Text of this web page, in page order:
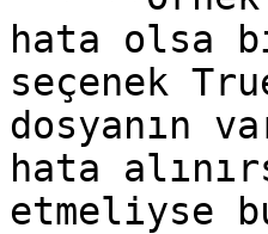
hata olsa
seçenek
dosyanın
hata
etmeliyse